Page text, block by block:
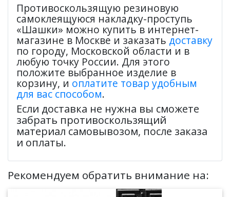
Противоскользящую резиновую
самоклеящуюся накладку-проступь
«Шашки» можно купить в интернет-
магазине в Москве и заказать доставку
по городу, Московской области и в
любую точку России. Для этого
положите выбранное изделие в
корзину, и оплатите товар удобным
для вас способом.
Если доставка не нужна вы сможете
забрать противоскользящий
материал самовывозом, после заказа
и оплаты.
Рекомендуем обратить внимание на: